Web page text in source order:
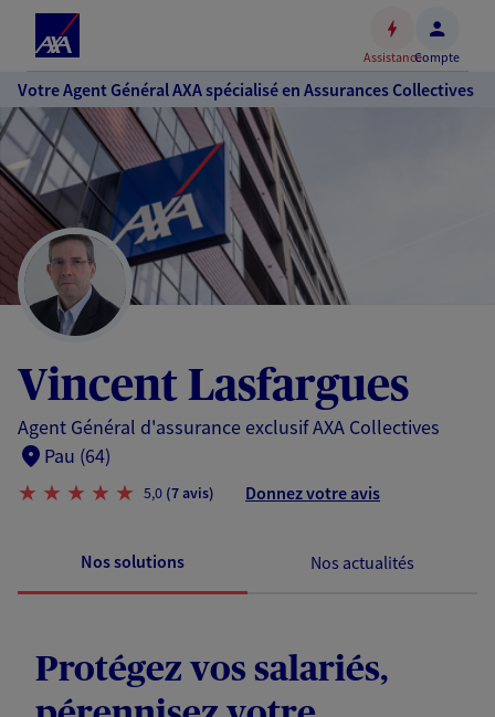
Accéder
au
contenu
principal
Accéder
au
pied
de
page
AssistanceCompte
Votre Agent Général AXA spécialisé en Assurances Collectives
Vincent Lasfargues
Agent Général d'assurance exclusif AXA Collectives
Pau (64)
5,0 (7 avis) Donnez votre avis
Nos solutions Nos actualités
Protégez vos salariés,